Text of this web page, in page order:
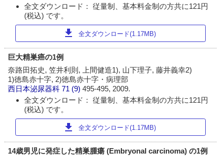
全文ダウンロード： 従量制、基本料金制の方共に121円
(税込) です。
download 全文ダウンロード(1.17MB)
巨大精巣癌の1例
奈路田拓史, 笠井利則, 上間健造1), 山下理子, 藤井義幸2)
1)徳島赤十字, 2)徳島赤十字・病理部
西日本泌尿器科 71 (9)495-495, 2009.
全文ダウンロード： 従量制、基本料金制の方共に121円
(税込) です。
download 全文ダウンロード(1.17MB)
14歳男児に発症した精巣腫瘍 (Embryonal carcinoma) の1例